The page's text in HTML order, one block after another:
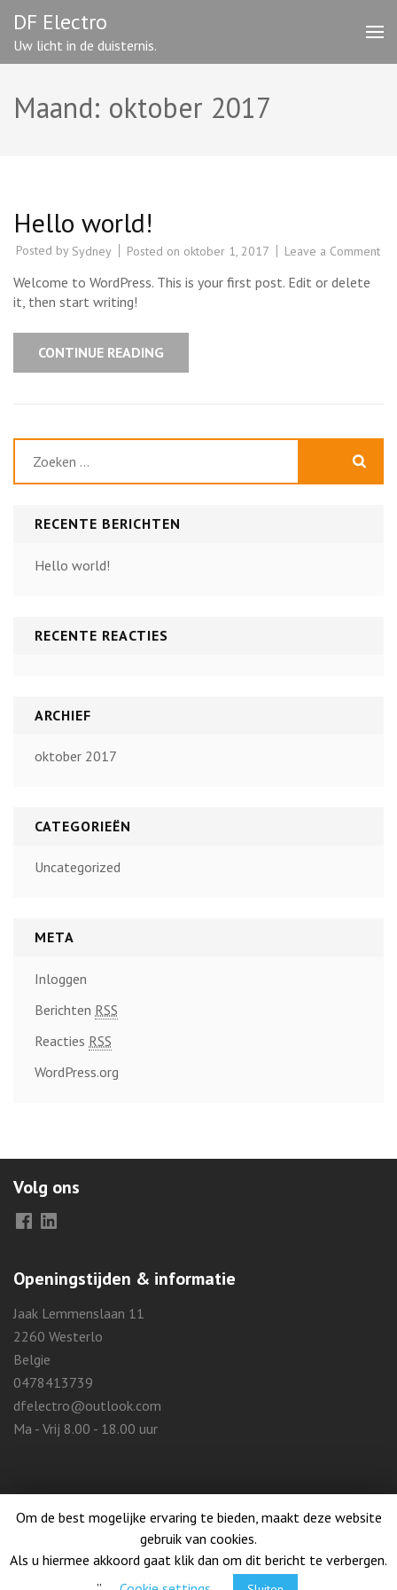
content
(Press
DF Electro
Uw licht in de duisternis.
Maand: oktober 2017
Hello world!
Posted by Sydney Posted on oktober 1, 2017 Leave a Commenton
Welcome to WordPress. This is your first post. Edit or delete
it, then start writing!
CONTINUE READING
naar:
RECENTE BERICHTEN
Hello world!
RECENTE REACTIES
ARCHIEF
oktober 2017
CATEGORIEËN
Uncategorized
META
Inloggen
Berichten RSS
Reacties RSS
WordPress.org
Volg ons
FacebookLinkedIn
Openingstijden & informatie
Jaak Lemmenslaan 11
2260 Westerlo
Belgie
0478413739
dfelectro@outlook.com
Ma - Vrij 8.00 - 18.00 uur
DF Electro
Construction Landing Page | Developed ByRara Theme
WordPress
Om de best mogelijke ervaring te bieden, maakt deze website
gebruik van cookies.
Als u hiermee akkoord gaat klik dan om dit bericht te verbergen.